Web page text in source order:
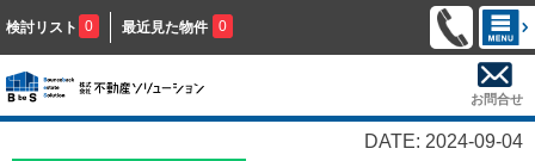
検討リスト 0 最近見た物件 0
お問合せ
DATE: 2024-09-04